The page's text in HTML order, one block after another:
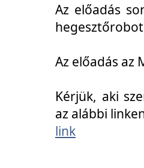
Az előadás
Az előadás az
Kérjük, aki
az alábbi
link